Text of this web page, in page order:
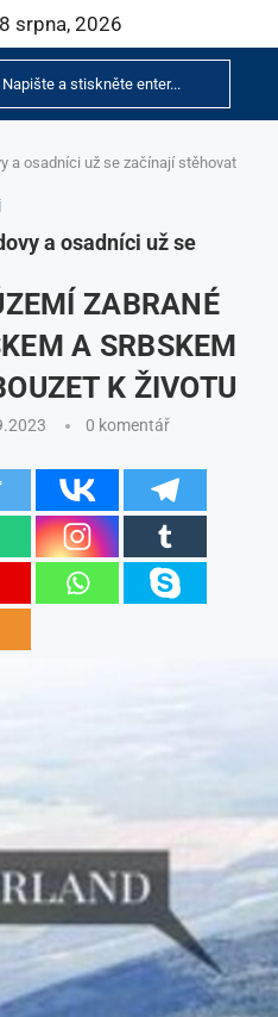
srpna, 2026
a osadníci už se začínají stěhovat
a osadníci už se
ZABRANÉ
A SRBSKEM
K ŽIVOTU
0 komentář